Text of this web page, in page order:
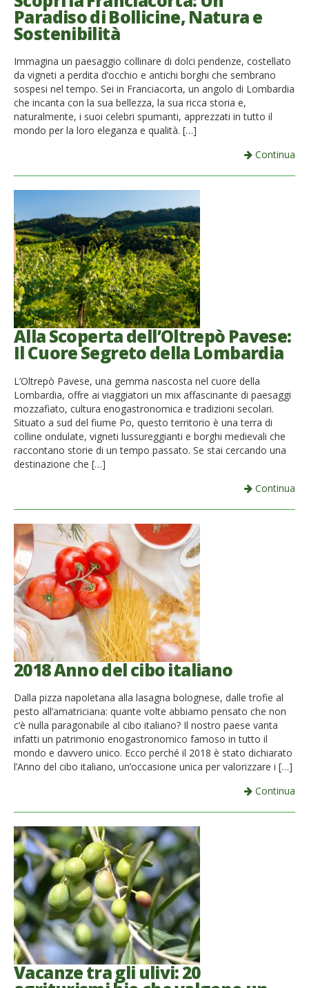
French
Paradiso di Bollicine, Natura e
Sostenibilità
Immagina un paesaggio collinare di dolci pendenze, costellato
da vigneti a perdita d’occhio e antichi borghi che sembrano
sospesi nel tempo. Sei in Franciacorta, un angolo di Lombardia
che incanta con la sua bellezza, la sua ricca storia e,
naturalmente, i suoi celebri spumanti, apprezzati in tutto il
mondo per la loro eleganza e qualità. […]
Continua
Alla Scoperta dell’Oltrepò Pavese:
Il Cuore Segreto della Lombardia
L’Oltrepò Pavese, una gemma nascosta nel cuore della
Lombardia, offre ai viaggiatori un mix affascinante di paesaggi
mozzafiato, cultura enogastronomica e tradizioni secolari.
Situato a sud del fiume Po, questo territorio è una terra di
colline ondulate, vigneti lussureggianti e borghi medievali che
raccontano storie di un tempo passato. Se stai cercando una
destinazione che […]
Continua
2018 Anno del cibo italiano
Dalla pizza napoletana alla lasagna bolognese, dalle trofie al
pesto all’amatriciana: quante volte abbiamo pensato che non
c’è nulla paragonabile al cibo italiano? Il nostro paese vanta
infatti un patrimonio enogastronomico famoso in tutto il
mondo e davvero unico. Ecco perché il 2018 è stato dichiarato
l’Anno del cibo italiano, un’occasione unica per valorizzare i […]
Continua
Vacanze tra gli ulivi: 20